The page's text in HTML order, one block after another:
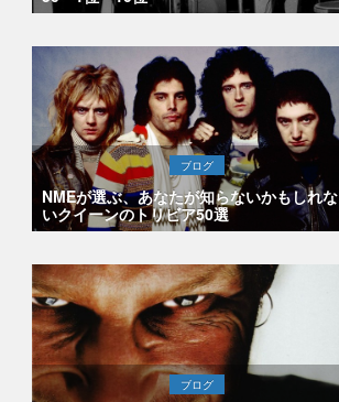
ブログ
NMEが選ぶ、あなたが知らないかもしれな
いクイーンのトリビア50選
ブログ